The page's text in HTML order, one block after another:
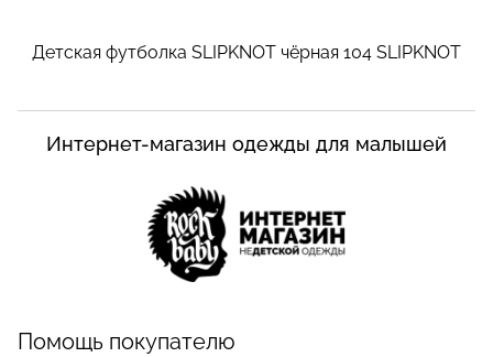
Детская футболка SLIPKNOT чёрная 104 SLIPKNOT
Интернет-магазин одежды для малышей
Помощь покупателю